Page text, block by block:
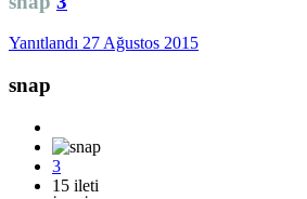
Yanıtlandı 27 Ağustos 2015
snap
3
15 ileti